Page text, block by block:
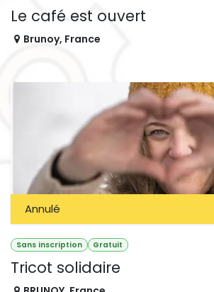
Le café est ouvert
Brunoy, France
Annulé
Sans inscription Gratuit
Tricot solidaire